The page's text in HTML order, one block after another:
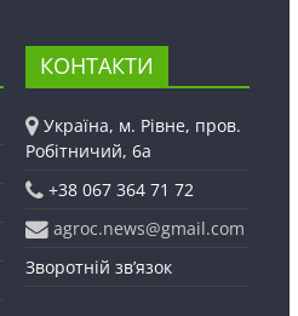
КОНТАКТИ
Україна, м. Рівне, пров.
Робітничий, 6а
+38 067 364 71 72
agroc.news@gmail.com
Зворотній зв’язок